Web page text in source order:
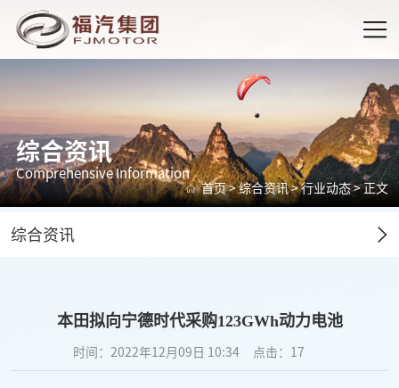
综合资讯
Comprehensive Information
首页>综合资讯>行业动态> 正文
综合资讯
本田拟向宁德时代采购123GWh动力电池
时间：2022年12月09日 10:34 点击： 17